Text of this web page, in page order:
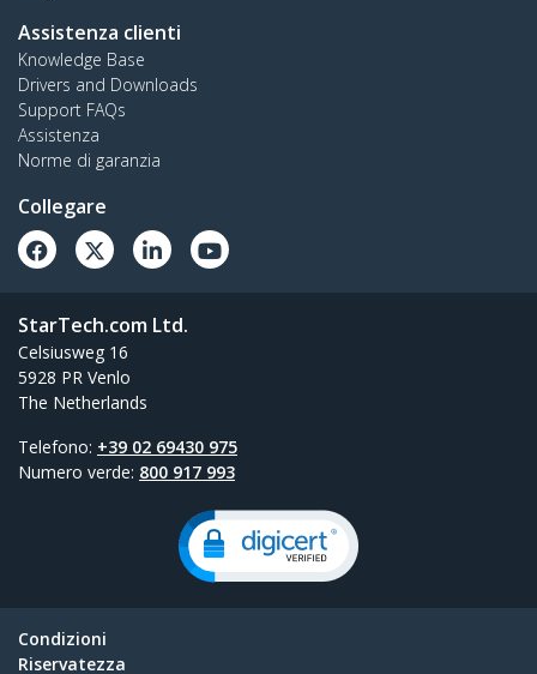
Assistenza clienti
Knowledge Base
Drivers and Downloads
Support FAQs
Assistenza
Norme di garanzia
Collegare
StarTech.com Ltd.
Celsiusweg 16
5928 PR Venlo
The Netherlands
Telefono: +39 02 69430 975
Numero verde: 800 917 993
Condizioni
Riservatezza